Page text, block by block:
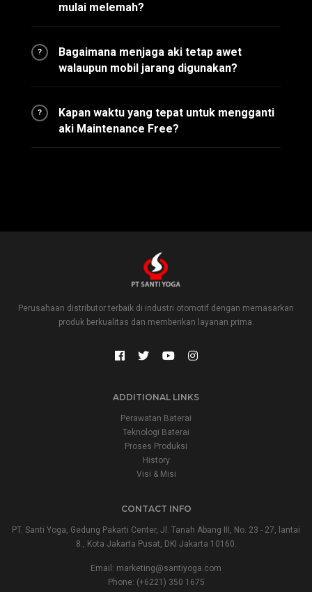
mulai melemah?
?
Bagaimana menjaga aki tetap awet
walaupun mobil jarang digunakan?
?
Kapan waktu yang tepat untuk mengganti
aki Maintenance Free?
Perusahaan distributor terbaik di industri otomotif dengan memasarkan
produk berkualitas dan memberikan layanan prima.
ADDITIONAL LINKS
Perawatan Baterai
Teknologi Baterai
Proses Produksi
History
Visi & Misi
CONTACT INFO
PT. Santi Yoga, Gedung Pakarti Center, Jl. Tanah Abang III, No. 23 - 27, lantai
8., Kota Jakarta Pusat, DKI Jakarta 10160.
Email: marketing@santiyoga.com
Phone: (+6221) 350 1675